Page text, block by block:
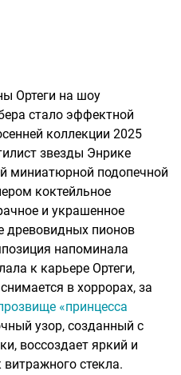
Ортеги на шоу
стало эффектной
коллекции 2025
звезды Энрике
миниатюрной подопечной
коктейльное
и украшенное
древовидных пионов
напоминала
к карьере Ортеги,
в хоррорах, за
«принцесса
узор, созданный с
воссоздает яркий и
стекла.